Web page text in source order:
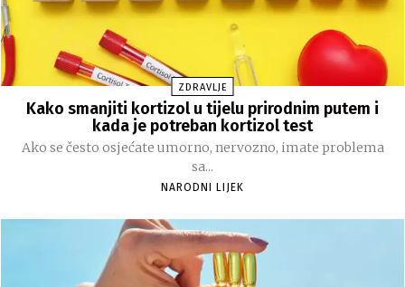
ZDRAVLJE
Kako smanjiti kortizol u tijelu prirodnim putem i
kada je potreban kortizol test
Ako se često osjećate umorno, nervozno, imate problema
sa...
NARODNI LIJEK